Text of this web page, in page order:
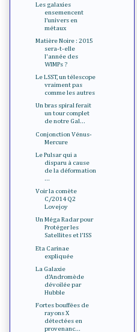
Les galaxies
ensemencent
l’univers en
métaux
Matière Noire : 2015
sera-t-elle
l'année des
WIMPs ?
Le LSST, un télescope
vraiment pas
comme les autres
Un bras spiral ferait
un tour complet
de notre Gal...
Conjonction Vénus-
Mercure
Le Pulsar qui a
disparu à cause
de la déformation
...
Voir la comète
C/2014 Q2
Lovejoy
Un Méga Radar pour
Protéger les
Satellites et l'ISS
Eta Carinae
expliquée
La Galaxie
d'Andromède
dévoilée par
Hubble
Fortes bouffées de
rayons X
détectées en
provenanc...